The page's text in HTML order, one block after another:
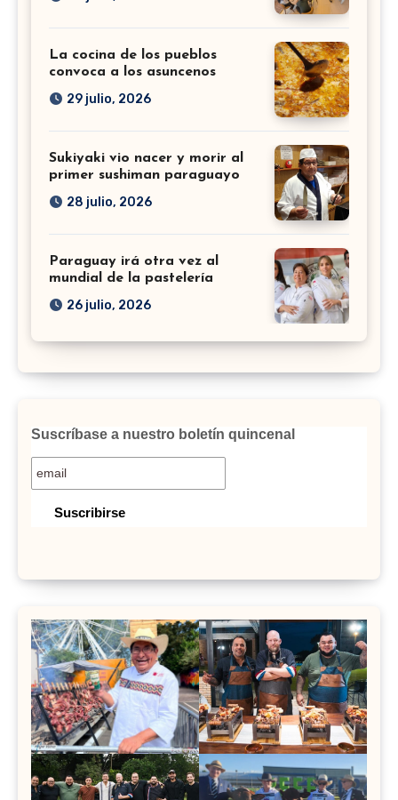
La cocina de los pueblos
convoca a los asuncenos
29 julio, 2026
Sukiyaki vio nacer y morir al
primer sushiman paraguayo
28 julio, 2026
Paraguay irá otra vez al
mundial de la pastelería
26 julio, 2026
Suscríbase a nuestro boletín quincenal